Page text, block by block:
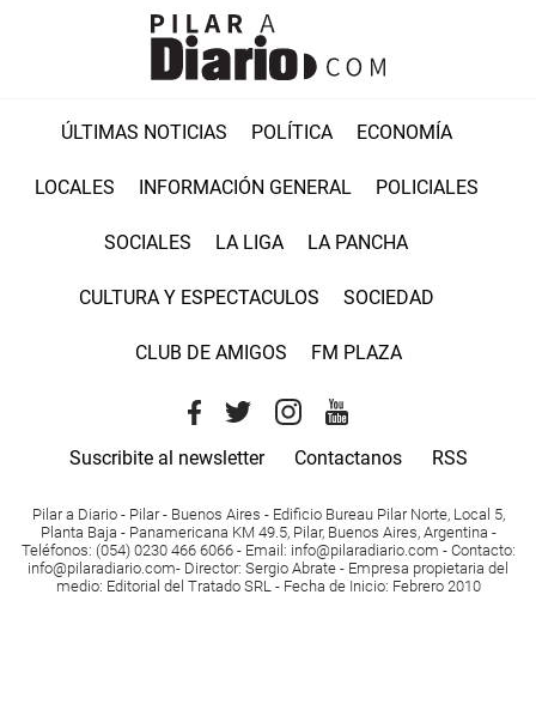
ÚLTIMAS NOTICIAS POLÍTICA ECONOMÍA
LOCALES INFORMACIÓN GENERAL POLICIALES
SOCIALES LA LIGA LA PANCHA
CULTURA Y ESPECTACULOS SOCIEDAD
CLUB DE AMIGOS FM PLAZA
Suscribite al newsletter Contactanos RSS
Pilar a Diario - Pilar - Buenos Aires - Edificio Bureau Pilar Norte, Local 5,
Planta Baja - Panamericana KM 49.5, Pilar, Buenos Aires, Argentina -
Teléfonos: (054) 0230 466 6066 - Email : info@pilaradiario.com - Contacto:
info@pilaradiario.com- Director: Sergio Abrate - Empresa propietaria del
medio: Editorial del Tratado SRL - Fecha de Inicio: Febrero 2010